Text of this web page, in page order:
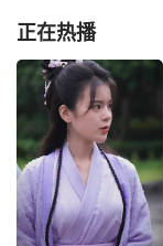
正在热播